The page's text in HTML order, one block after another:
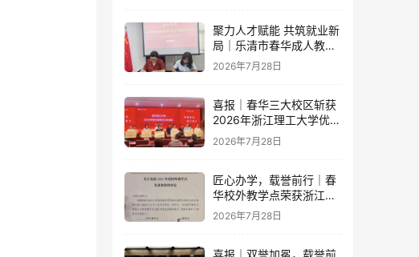
聚力人才赋能 共筑就业新
局｜乐清市春华成人教育
学校与省级示范零工市场
2026年7月28日
喜报｜春华三大校区斩获
2026年浙江理工大学优秀
教学点荣誉
2026年7月28日
匠心办学，载誉前行｜春
华校外教学点荣获浙江财
经大学2025年度多项荣誉
2026年7月28日